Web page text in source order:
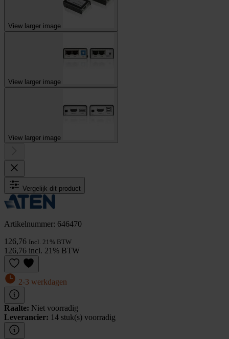
View larger image
View larger image
View larger image
Vergelijk dit product
Artikelnummer: 646470
126,76 Incl. 21% BTW
126,76 incl. 21% BTW
2-3 werkdagen
Raalte: Niet voorradig
Leverancier: 14 stuk(s) voorradig